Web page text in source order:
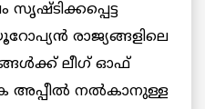
രാജ്യങ്ങളിലെ
ലീഗ് ഓഫ്
അപ്പീല്‍ നല്‍കാനുള്ള